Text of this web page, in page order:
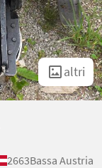
altri
2663Bassa Austria